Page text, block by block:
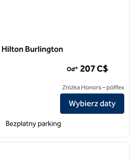
Hilton Burlington
Homewood Suites by Hilton Burlington
Od* 207 C$
Zniżka Honors – półflex
Wybierz daty
Bezpłatny parking